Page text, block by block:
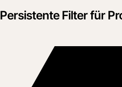
Persistente Filter für